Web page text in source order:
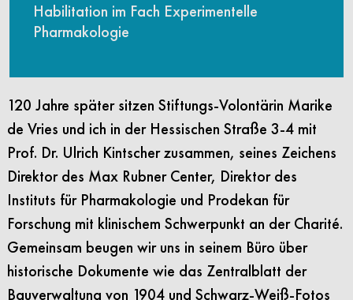
Habilitation im Fach Experimentelle
Pharmakologie
120 Jahre später sitzen Stiftungs-Volontärin Marike
de Vries und ich in der Hessischen Straße 3-4 mit
Prof. Dr. Ulrich Kintscher zusammen, seines Zeichens
Direktor des Max Rubner Center, Direktor des
Instituts für Pharmakologie und Prodekan für
Forschung mit klinischem Schwerpunkt an der Charité.
Gemeinsam beugen wir uns in seinem Büro über
historische Dokumente wie das Zentralblatt der
Bauverwaltung von 1904 und Schwarz-Weiß-Fotos